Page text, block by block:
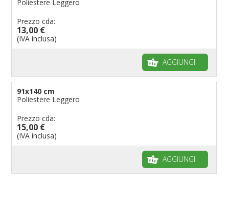
Poliestere Leggero
Prezzo cda:
13,00 €
(IVA inclusa)
AGGIUNGI
91x140 cm
Poliestere Leggero
Prezzo cda:
15,00 €
(IVA inclusa)
AGGIUNGI